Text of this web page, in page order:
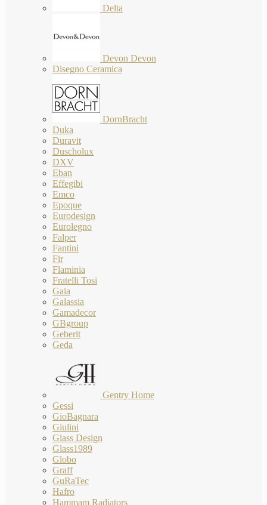
Delta
Devon Devon
Disegno Ceramica
DornBracht
Duka
Duravit
Duscholux
DXV
Eban
Effegibi
Emco
Epoque
Eurodesign
Eurolegno
Falper
Fantini
Fir
Flaminia
Fratelli Tosi
Gaia
Galassia
Gamadecor
GBgroup
Geberit
Geda
Gentry Home
Gessi
GioBagnara
Giulini
Glass Design
Glass1989
Globo
Graff
GuRaTec
Hafro
Hammam Radiators